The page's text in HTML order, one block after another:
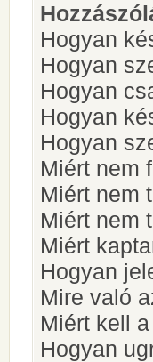
Hogyan
Hogyan
Hogyan
Hogyan
Hogyan
Miért nem
Miért nem
Miért nem
Miért
Hogyan
Mire való
Miért kell
Hogyan